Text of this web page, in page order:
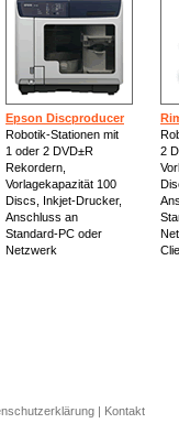
Epson Discproducer
Robotik-Stationen mit
1 oder 2 DVD±R
Rekordern,
Vorlagekapazität 100
Discs, Inkjet-Drucker,
Anschluss an
Standard-PC oder
Netzwerk
2
| Kontakt